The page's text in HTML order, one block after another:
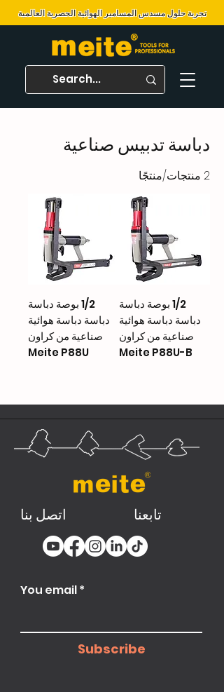
تجربة حلول مسدس المسامير الهوائية الحصرية العالمية
دباسة تدبيس صناعية
2 منتجات/منتجًا
1/2 بوصة دباسة
دباسة دباسة هوائية
صناعية من كراون
Meite P88U-B
1/2 بوصة دباسة
دباسة دباسة هوائية
صناعية من كراون
Meite P88U
اتصل بنا تابعنا
You email
Subscribe